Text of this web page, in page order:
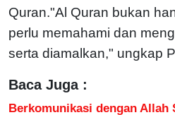
Quran."Al Quran bukan
perlu memahami dan
serta diamalkan," ungkap
Baca Juga :
Berkomunikasi dengan Allah